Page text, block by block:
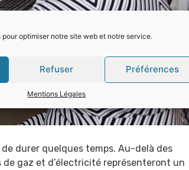
optimiser notre site web et notre service.
Refuser Préférences
Mentions Légales
durer quelques temps. Au-delà des
gaz et d’électricité représenteront un